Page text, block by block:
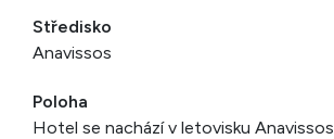
Středisko
Anavissos
Poloha
Hotel se nachází v letovisku